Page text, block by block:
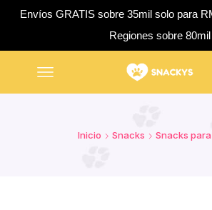
Envíos GRATIS sobre 35mil solo para
Regiones sobre 80mil
Inicio Snacks Snacks